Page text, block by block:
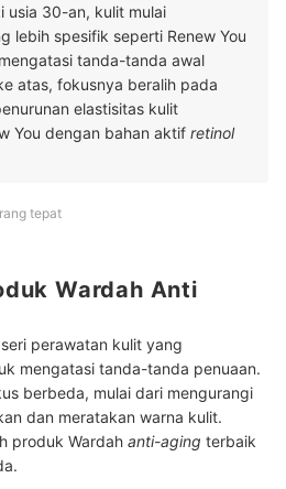
usia 30-an, kulit mulai
lebih spesifik seperti Renew You
tanda-tanda awal
atas, fokusnya beralih pada
elastisitas kulit
You dengan bahan aktif retinol
tepat
Wardah Anti
perawatan kulit yang
mengatasi tanda-tanda penuaan.
berbeda, mulai dari mengurangi
dan meratakan warna kulit.
produk Wardah anti-aging terbaik